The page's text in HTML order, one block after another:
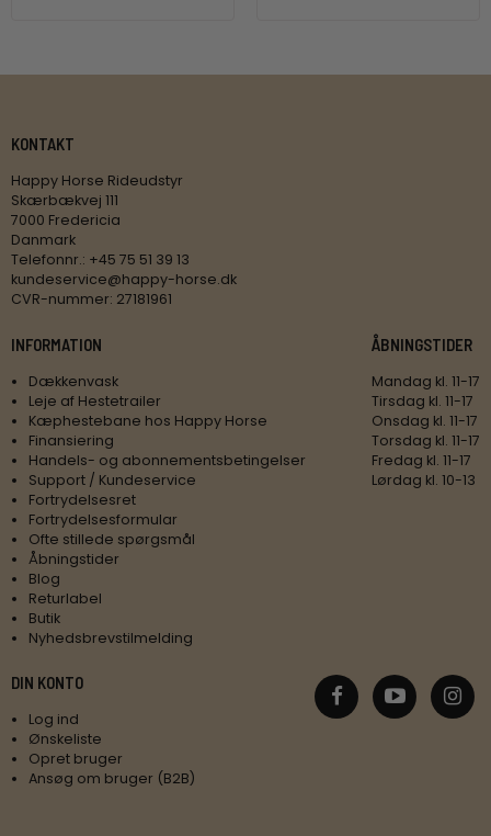
KONTAKT
Happy Horse Rideudstyr
Skærbækvej 111
7000 Fredericia
Danmark
Telefonnr.: +45 75 51 39 13
kundeservice@happy-horse.dk
CVR-nummer: 27181961
INFORMATION
Dækkenvask
Leje af Hestetrailer
Kæphestebane hos Happy Horse
Finansiering
Handels- og abonnementsbetingelser
Support / Kundeservice
Fortrydelsesret
Fortrydelsesformular
Ofte stillede spørgsmål
Åbningstider
Blog
Returlabel
Butik
Nyhedsbrevstilmelding
ÅBNINGSTIDER
Mandag kl. 11-17
Tirsdag kl. 11-17
Onsdag kl. 11-17
Torsdag kl. 11-17
Fredag kl. 11-17
Lørdag kl. 10-13
DIN KONTO
Log ind
Ønskeliste
Opret bruger
Ansøg om bruger (B2B)